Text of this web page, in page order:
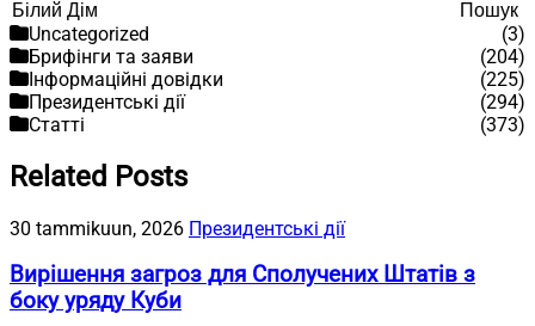
Пошук
Пошук
Uncategorized
(3)
Брифінги та заяви
(204)
Інформаційні довідки
(225)
Президентські дії
(294)
Статті
(373)
Related Posts
30 tammikuun, 2026 Президентські дії
Вирішення загроз для Сполучених Штатів з
боку уряду Куби